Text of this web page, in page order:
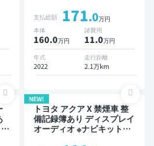
モニター オートクルーズ
スマートキー ETC バック
モニター 全方位カメラ ド
ライブレコーダー 衝突軽減
支払総額 171.0万円
本体
160.0万円
諸費用
11.0万円
年式
2022
走行距離
2.1万km
NEW!
トヨタ アクア X 禁煙車 整
備記録簿あり ディスプレイ
オーディオ ※ナビキットあ